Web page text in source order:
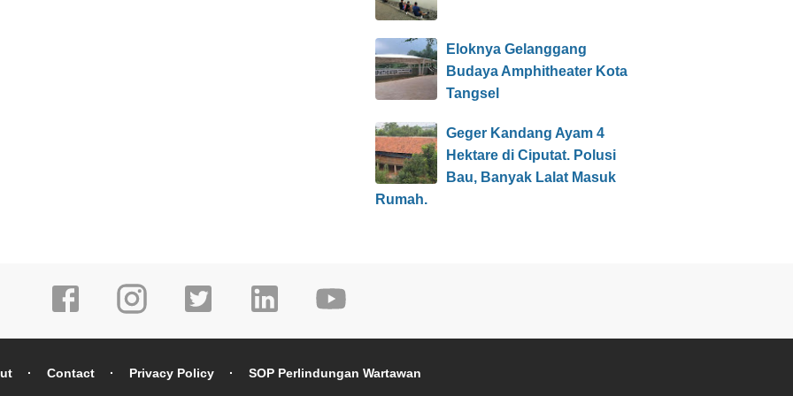
Eloknya Gelanggang
Budaya Amphitheater Kota
Tangsel
Geger Kandang Ayam 4
Hektare di Ciputat. Polusi
Bau, Banyak Lalat Masuk
Rumah.
Contact Privacy Policy SOP Perlindungan Wartawan